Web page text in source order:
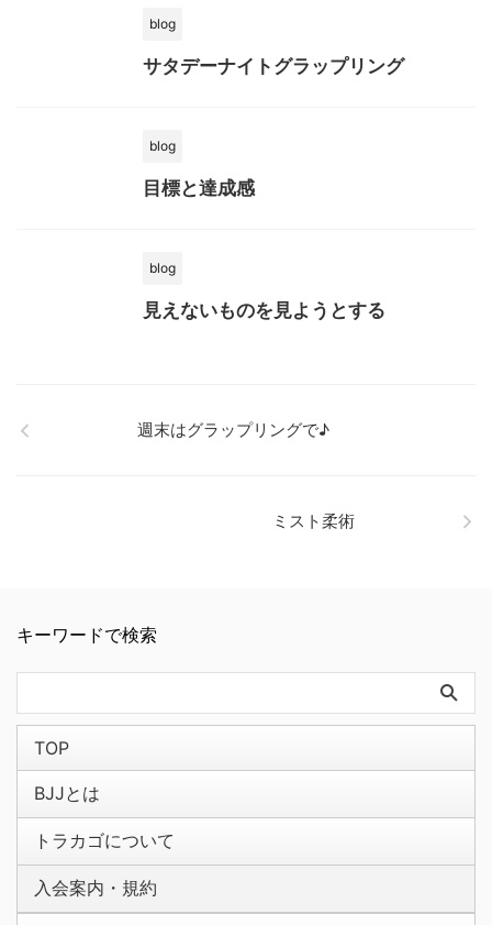
blog
サタデーナイトグラップリング
blog
目標と達成感
blog
見えないものを見ようとする
週末はグラップリングで♪
ミスト柔術
キーワードで検索
TOP
BJJとは
トラカゴについて
入会案内・規約